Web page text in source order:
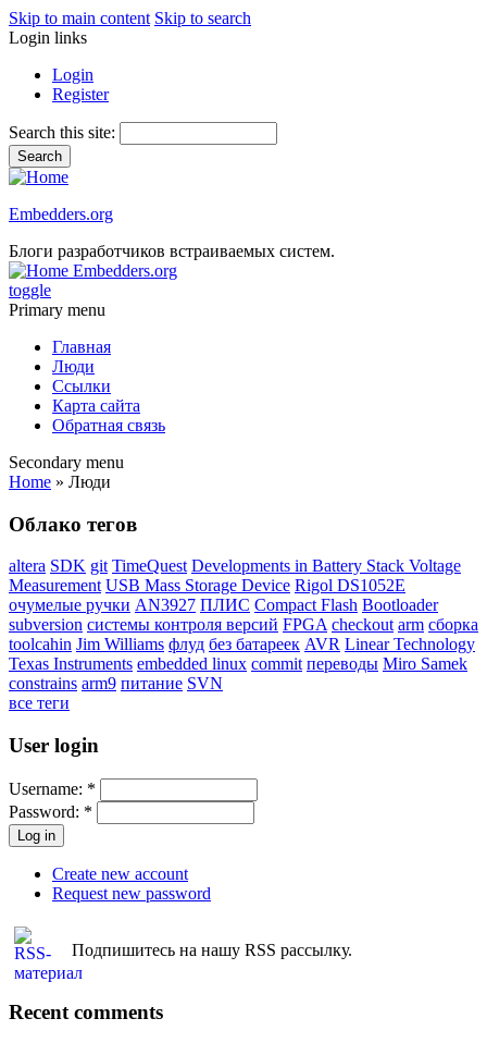
Skip to main content Skip to search
Login links
Login
Register
Search this site:
Embedders.org
Блоги разработчиков встраиваемых систем.
Embedders.org
toggle
Primary menu
Главная
Люди
Ссылки
Карта сайта
Обратная связь
Secondary menu
Home » Люди
Облако тегов
altera SDK git TimeQuest Developments in Battery Stack Voltage
Measurement USB Mass Storage Device Rigol DS1052E
очумелые ручки AN3927 ПЛИС Compact Flash Bootloader
subversion системы контроля версий FPGA checkout arm сборка
toolcahin Jim Williams флуд без батареек AVR Linear Technology
Texas Instruments embedded linux commit переводы Miro Samek
constrains arm9 питание SVN
все теги
User login
Username: *
Password: *
Create new account
Request new password
Подпишитесь на нашу RSS рассылку.
Recent comments